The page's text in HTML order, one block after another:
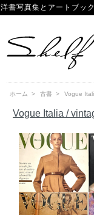
洋書写真集とアートブッ
ホーム > 古書 > Vogue
Vogue Italia /